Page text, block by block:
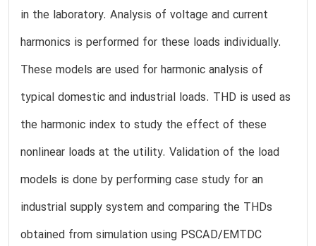
in the laboratory. Analysis of voltage and current
harmonics is performed for these loads individually.
These models are used for harmonic analysis of
typical domestic and industrial loads. THD is used as
the harmonic index to study the effect of these
nonlinear loads at the utility. Validation of the load
models is done by performing case study for an
industrial supply system and comparing the THDs
obtained from simulation using PSCAD/EMTDC